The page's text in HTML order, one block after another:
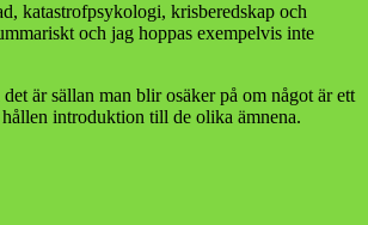
katastrofpsykologi, krisberedskap och
och jag hoppas exempelvis inte
är sällan man blir osäker på om något är ett
introduktion till de olika ämnena.